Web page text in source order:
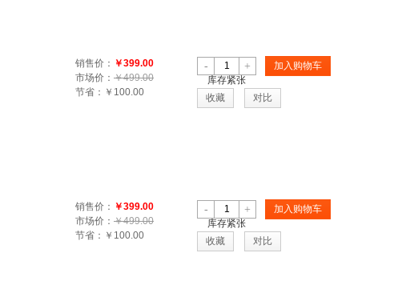
- +
库存紧张
加入购物车
收藏 对比
销售价： ￥399.00
市场价： ￥499.00
节省： ￥100.00
- +
库存紧张
加入购物车
收藏 对比
销售价： ￥399.00
市场价： ￥499.00
节省： ￥100.00